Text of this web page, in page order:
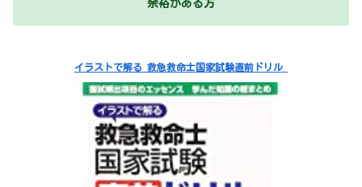
余裕がある方
イラストで解る 救急救命士国家試験直前ドリル